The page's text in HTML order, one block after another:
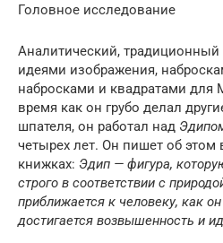
Головное исследование
Аналитический,
идеями изображения,
набросками и квадратами для
время как он грубо делал
шпателя, он работал над
четырех лет. Он пишет об этом
книжках: Эдип — фигура,
строго в соответствии с
приближается к человеку, как
достигается возвышенность и